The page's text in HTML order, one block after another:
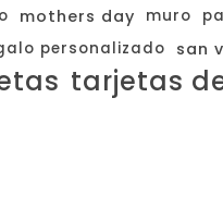
mothers day muro
personalizado san
tarjetas